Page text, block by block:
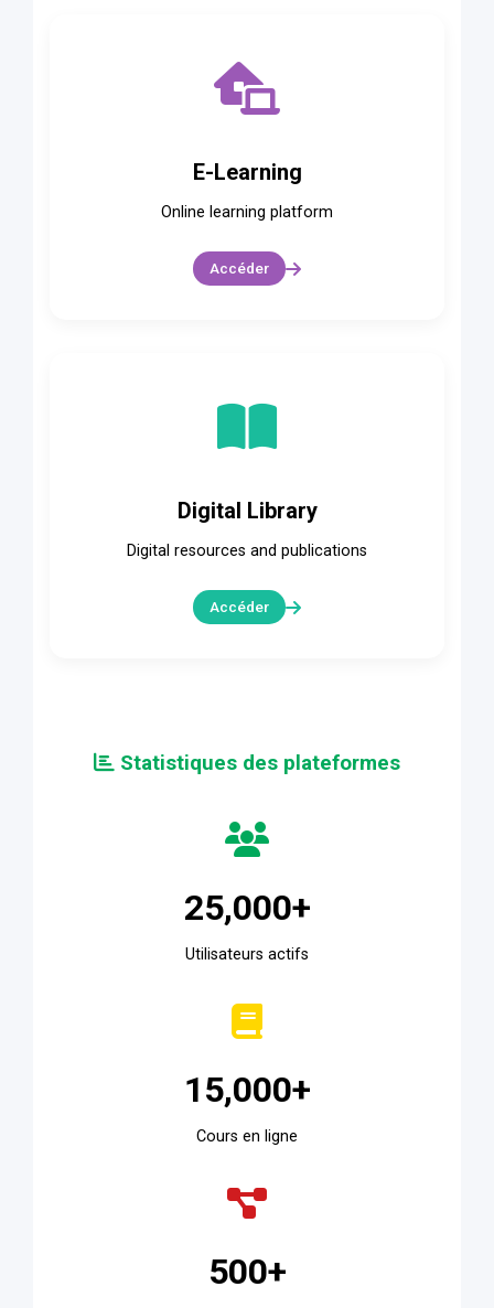
E-Learning
Online learning platform
Accéder
Digital Library
Digital resources and publications
Accéder
Statistiques des plateformes
25,000+
Utilisateurs actifs
15,000+
Cours en ligne
500+